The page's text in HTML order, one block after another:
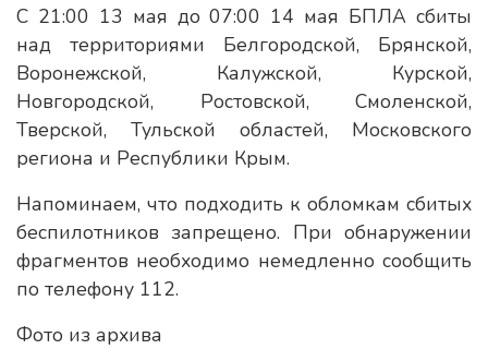
С 21:00 13 мая до 07:00 14 мая БПЛА сбиты
над территориями Белгородской, Брянской,
Воронежской, Калужской, Курской,
Новгородской, Ростовской, Смоленской,
Тверской, Тульской областей, Московского
региона и Республики Крым.
Напоминаем, что подходить к обломкам сбитых
беспилотников запрещено. При обнаружении
фрагментов необходимо немедленно сообщить
по телефону 112.
Фото из архива